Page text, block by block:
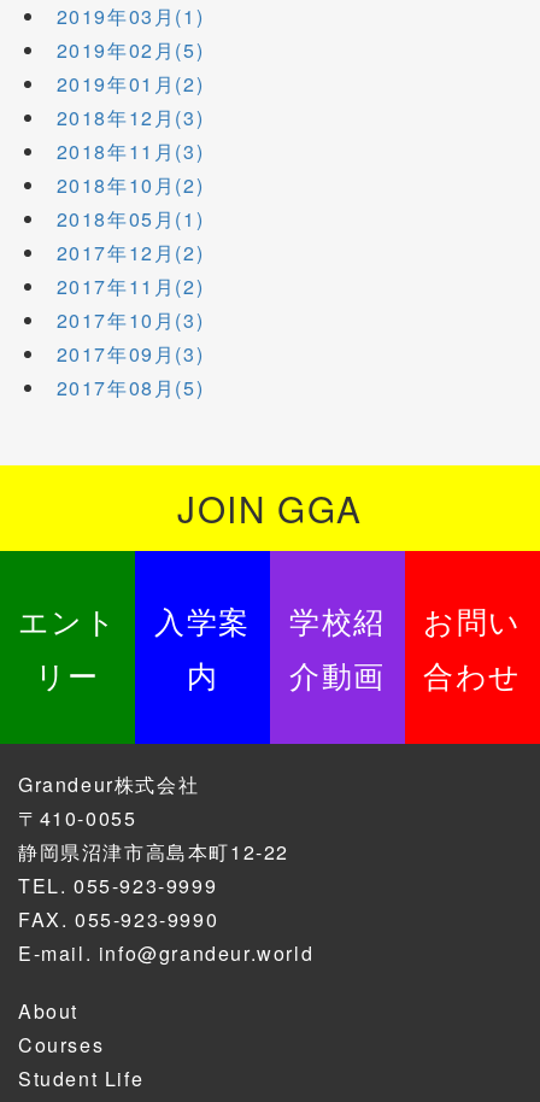
2019年03月(1)
2019年02月(5)
2019年01月(2)
2018年12月(3)
2018年11月(3)
2018年10月(2)
2018年05月(1)
2017年12月(2)
2017年11月(2)
2017年10月(3)
2017年09月(3)
2017年08月(5)
JOIN GGA
エント
リー
入学案
内
学校紹
介動画
お問い
合わせ
Grandeur株式会社
〒410-0055
静岡県沼津市高島本町12-22
TEL. 055-923-9999
FAX. 055-923-9990
E-mail. info@grandeur.world
About
Courses
Student Life